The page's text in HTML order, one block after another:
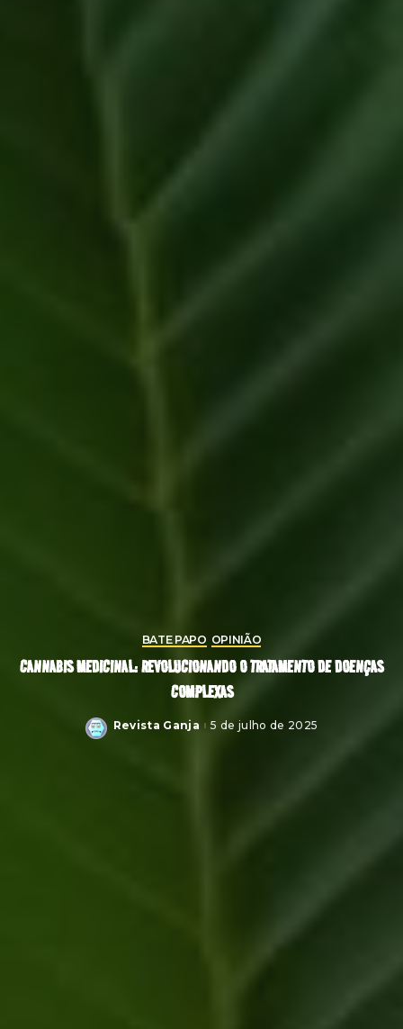
BATE PAPO OPINIÃO
CANNABIS MEDICINAL: REVOLUCIONANDO O TRATAMENTO DE DOENÇAS
COMPLEXAS
Posted
Revista Ganja 5 de julho de 2025